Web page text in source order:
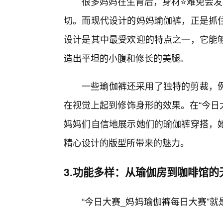
切。而现代设计的妈妈瑜伽裤，正是
设计是其中最受欢迎的特点之一，它
造出平坦的小腹和修长的美腿。
一些瑜伽裤还采用了独特的剪裁，
在视觉上起到修饰身形的效果。在“今
妈妈们自信地展示她们的瑜伽裤穿搭
精心设计的版型所带来的魅力。
3.功能多样：从瑜伽房到咖啡馆的
“今日大赛_妈妈瑜伽裤每日大赛”